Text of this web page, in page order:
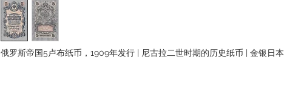
俄罗斯帝国5卢布纸币，1909年发行 | 尼古拉二世时期的历史纸币 | 金银日本